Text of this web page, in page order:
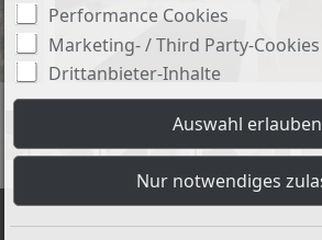
Performance Cookies
Marketing- / Third Party-Cookies
Drittanbieter-Inhalte